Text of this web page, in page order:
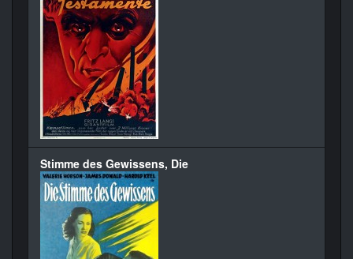
Stimme des Gewissens, Die